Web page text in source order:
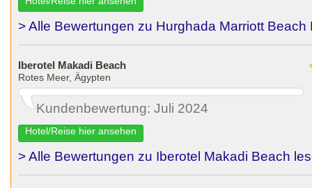
> Alle Bewertungen zu Hurghada Marriott Beach
Iberotel Makadi Beach
Rotes Meer, Ägypten
Kundenbewertung: Juli 2024
Hotel/Reise hier ansehen
> Alle Bewertungen zu Iberotel Makadi Beach